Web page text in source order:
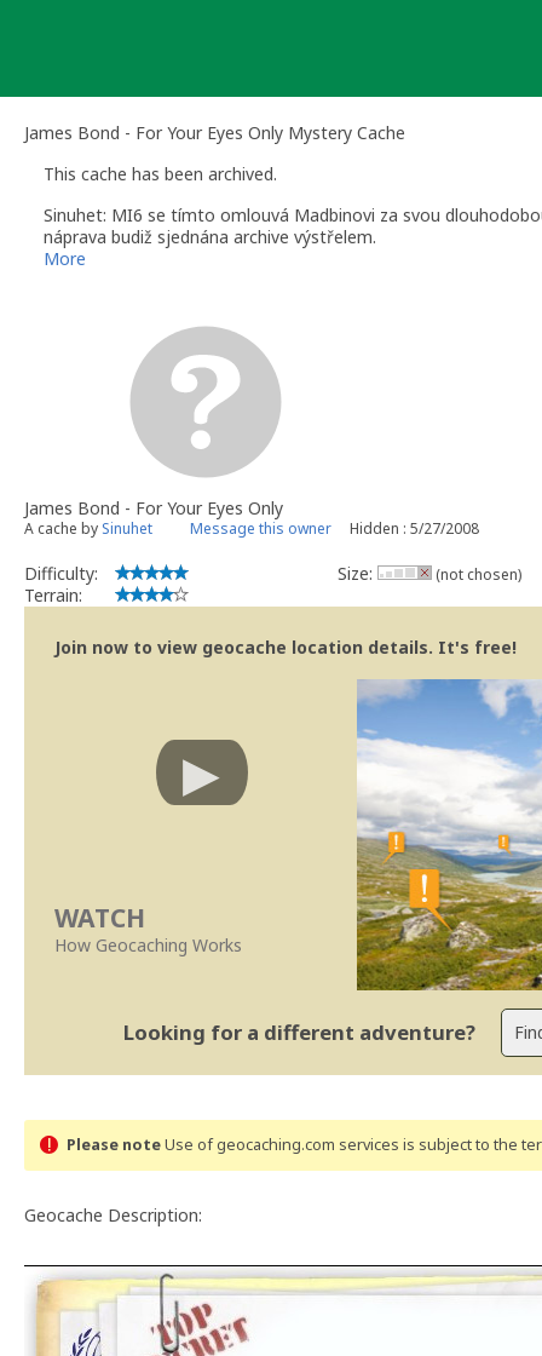
James Bond - For Your Eyes Only Mystery Cache
This cache has been archived.
Sinuhet: MI6 se tímto omlouvá Madbinovi za svou
náprava budiž sjednána archive výstřelem.
Nashledanou u dalších modernějších detektivních případů se
More
James Bond - For Your Eyes Only
A cache by Sinuhet Message this owner Hidden : 5/27/2008
Difficulty:
Terrain:
Size: (not chosen)
Join now to view geocache location details. It's free!
WATCH
How Geocaching Works
Looking for a different adventure?
Please noteUse of geocaching.com services is subject to the
Geocache Description: